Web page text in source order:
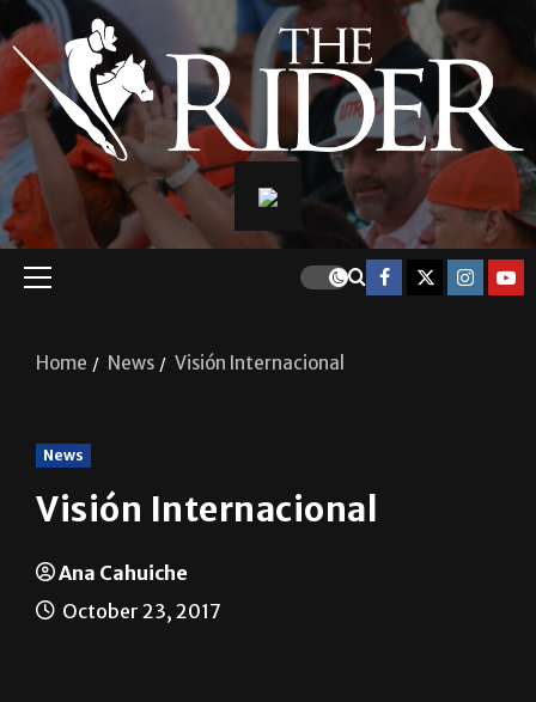
Home News Visión Internacional
News
Visión Internacional
Ana Cahuiche
October 23, 2017